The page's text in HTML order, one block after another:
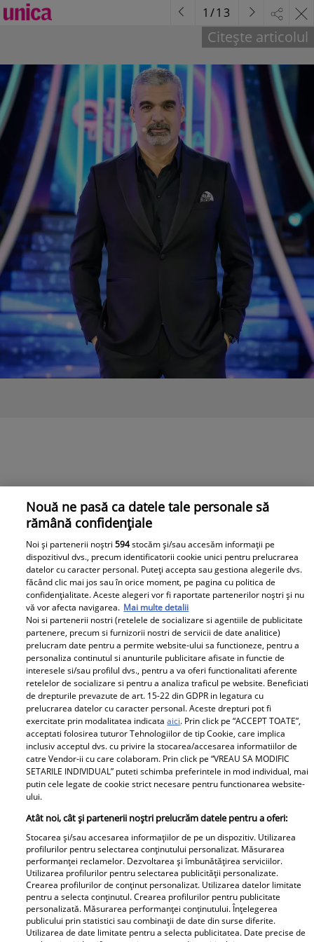
De ce a lipsit Aurelian Temișan de la cununia civilă a
Andreei Bălan: „I-am refuzat invitația!”
Aurelian Temișan la „Te cunosc de undeva!”, sezonul 21
Citește articolul
1 /13
Parteneri
Tânărul din poză e azi
unul dintre cei mai
cunoscuți români! Uită-
te bine la el, îl
recunoști? Mulți îl
admiră, dar sunt și voci
„Am cancer la sân. Am
intrat în metastază”.
Alina Pușcău, mesaj
tulburător de pe patul
de spital. Ce au
anunțat-o medicii
Nouă ne pasă ca datele tale personale să
rămână confidențiale
Noi și partenerii noștri594stocăm și/sau accesăm informații pe
dispozitivul dvs., precum identificatorii cookie unici pentru prelucrarea
datelor cu caracter personal. Puteți accepta sau gestiona alegerile dvs.
făcând clic mai jos sau în orice moment, pe pagina cu politica de
confidențialitate. Aceste alegeri vor fi raportate partenerilor noștri și nu
vă vor afecta navigarea. Mai multe detalii
Noi si partenerii nostri (retelele de socializare si agentiile de publicitate
partenere, precum si furnizorii nostri de servicii de date analitice)
prelucram date pentru a permite website-ului sa functioneze, pentru a
personaliza continutul si anunturile publicitare afisate in functie de
interesele si/sau profilul dvs., pentru a va oferi functionalitati aferente
retelelor de socializare si pentru a analiza traficul pe website. Beneficiati
de drepturile prevazute de art. 15-22 din GDPR in legatura cu
prelucrarea datelor cu caracter personal. Aceste drepturi pot fi
exercitate prin modalitatea indicataaici. Prin click pe “ACCEPT TOATE”,
acceptati folosirea tuturor Tehnologiilor de tip Cookie, care implica
inclusiv acceptul dvs. cu privire la stocarea/accesarea informatiilor de
catre Vendor-ii cu care colaboram. Prin click pe “VREAU SA MODIFIC
SETARILE INDIVIDUAL” puteti schimba preferintele in mod individual, mai
putin cele legate de cookie strict necesare pentru functionarea website-
ului.
Atât noi, cât și partenerii noștri prelucrăm datele pentru a oferi:
Stocarea și/sau accesarea informațiilor de pe un dispozitiv. Utilizarea
profilurilor pentru selectarea conținutului personalizat. Măsurarea
performanței reclamelor. Dezvoltarea și îmbunătățirea serviciilor.
Utilizarea profilurilor pentru selectarea publicității personalizate.
Crearea profilurilor de conținut personalizat. Utilizarea datelor limitate
pentru a selecta conținutul. Crearea profilurilor pentru publicitate
personalizată. Măsurarea performanței conținutului. Înțelegerea
publicului prin statistici sau combinații de date din surse diferite.
Utilizarea de date limitate pentru a selecta publicitatea. Date precise de